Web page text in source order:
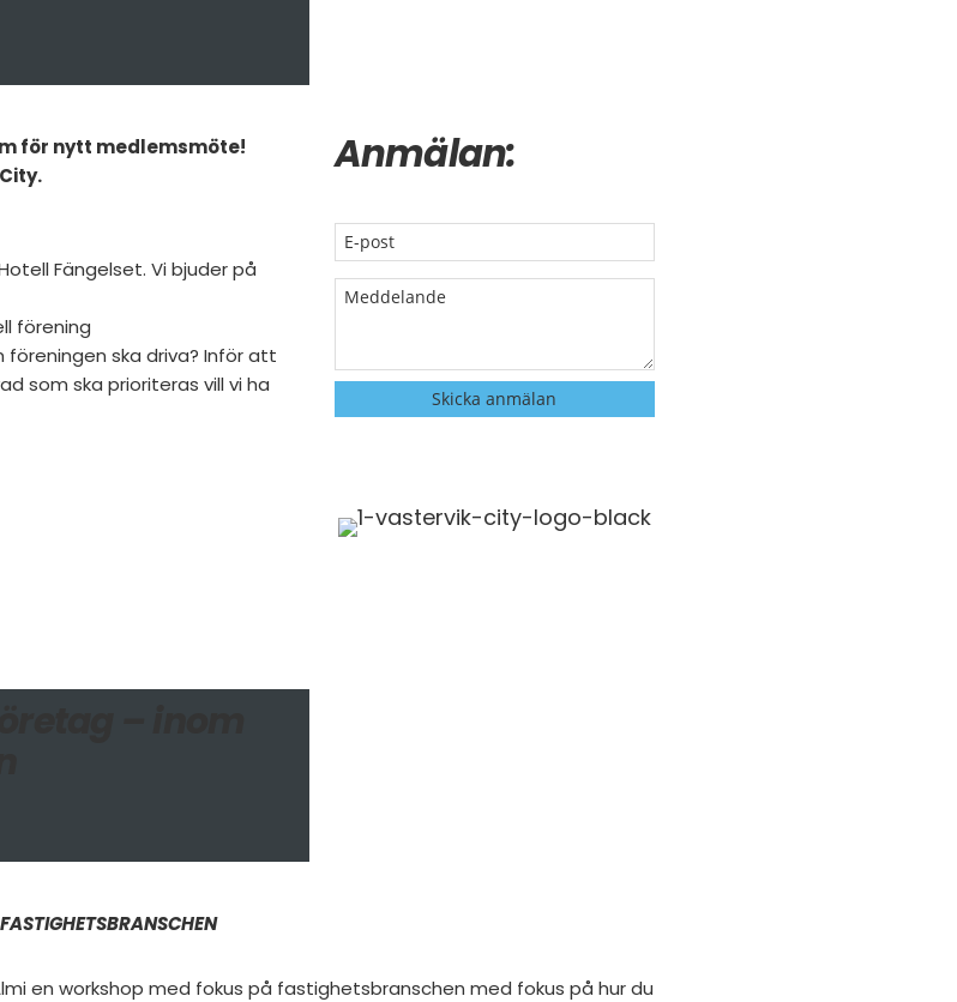
för nytt medlemsmöte!
Fängelset. Vi bjuder på
förening
föreningen ska driva? Inför att
som ska prioriteras vill vi ha
Anmälan:
en workshop med fokus på fastighetsbranschen med fokus på hur du